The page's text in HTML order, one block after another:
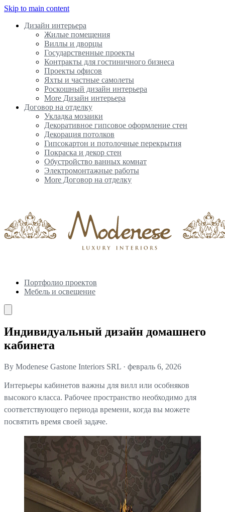
Skip to main content
Дизайн интерьера
Жилые помещения
Виллы и дворцы
Государственные проекты
Контракты для гостиничного бизнеса
Проекты офисов
Яхты и частные самолеты
Роскошный дизайн интерьера
More Дизайн интерьера
Договор на отделку
Укладка мозаики
Декоративное гипсовое оформление стен
Декорация потолков
Гипсокартон и потолочные перекрытия
Покраска и декор стен
Обустройство ванных комнат
Электромонтажные работы
More Договор на отделку
Портфолио проектов
Мебель и освещение
Индивидуальный дизайн домашнего
кабинета
By Modenese Gastone Interiors SRL · февраль 6, 2026
Интерьеры кабинетов важны для вилл или особняков
высокого класса. Рабочее пространство необходимо для
соответствующего периода времени, когда вы можете
посвятить время своей задаче.